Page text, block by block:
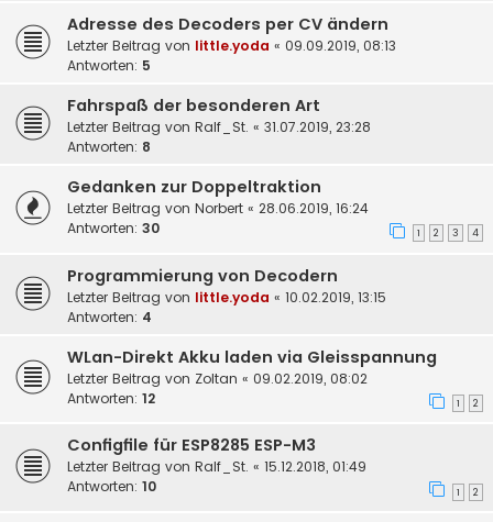
Adresse des Decoders per CV ändern
Letzter Beitrag von little.yoda « 09.09.2019, 08:13
Antworten: 5
Fahrspaß der besonderen Art
Letzter Beitrag von Ralf_St. « 31.07.2019, 23:28
Antworten: 8
Gedanken zur Doppeltraktion
Letzter Beitrag von Norbert « 28.06.2019, 16:24
Antworten: 30 1 2 3 4
Programmierung von Decodern
Letzter Beitrag von little.yoda « 10.02.2019, 13:15
Antworten: 4
WLan-Direkt Akku laden via Gleisspannung
Letzter Beitrag von Zoltan « 09.02.2019, 08:02
Antworten: 12 1 2
Configfile für ESP8285 ESP-M3
Letzter Beitrag von Ralf_St. « 15.12.2018, 01:49
Antworten: 10 1 2